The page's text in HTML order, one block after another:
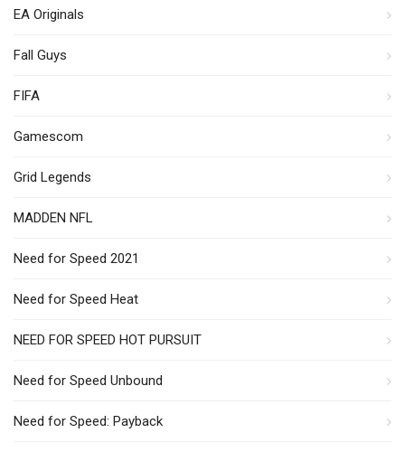
EA Originals
Fall Guys
FIFA
Gamescom
Grid Legends
MADDEN NFL
Need for Speed 2021
Need for Speed Heat
NEED FOR SPEED HOT PURSUIT
Need for Speed Unbound
Need for Speed: Payback